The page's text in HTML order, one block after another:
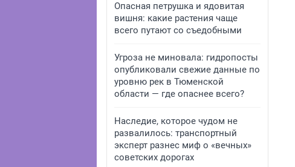
Опасная петрушка и ядовитая
вишня: какие растения чаще
всего путают со съедобными
Угроза не миновала: гидропосты
опубликовали свежие данные по
уровню рек в Тюменской
области — где опаснее всего?
Наследие, которое чудом не
развалилось: транспортный
эксперт разнес миф о «вечных»
советских дорогах